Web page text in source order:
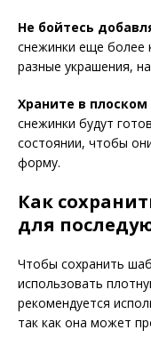
Не бойтесь
снежинки еще более
разные украшения,
Храните в плоском
снежинки будут
состоянии, чтобы
форму.
Как
для
Чтобы сохранить
использовать
рекомендуется
так как она может